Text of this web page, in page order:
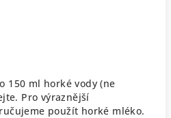
150 ml horké vody (ne
Pro výraznější
použít horké mléko.